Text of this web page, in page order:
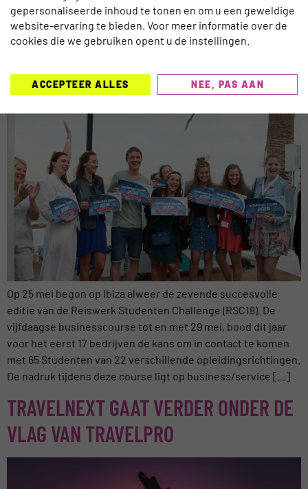
RSC18 RESULTEERT IN 5 ADOPTIES
VOOR VOLGENDE FASE DOOR
Op 25 mei begon op Ibiza alweer de zevende succesvolle
editie van de Reiswerk Studenten Challenge (RSC18). De
vijfdaagse businesscourse tot en met 29 mei, bood dit jaar
voor het eerst 17 bedrijven de kans om in contact te komen
met 65 Studenten van 22 verschillende opleidingsrichtingen.
De nadruk tijdens deze course ligt op business/service […]
TRAVELNEXT GAAT VERDER ONDER DE
VLAG VAN TRAVELPRO
gepersonaliseerde inhoud te tonen en om u een geweldige
website-ervaring te bieden. Voor meer informatie over de
cookies die we gebruiken opent u de instellingen.
ACCEPTEER ALLES NEE, PAS AAN